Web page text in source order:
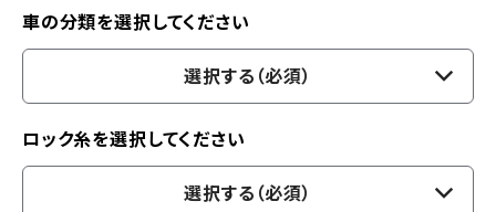
車の分類を選択してください
選択する（必須）
ロック糸を選択してください
選択する（必須）